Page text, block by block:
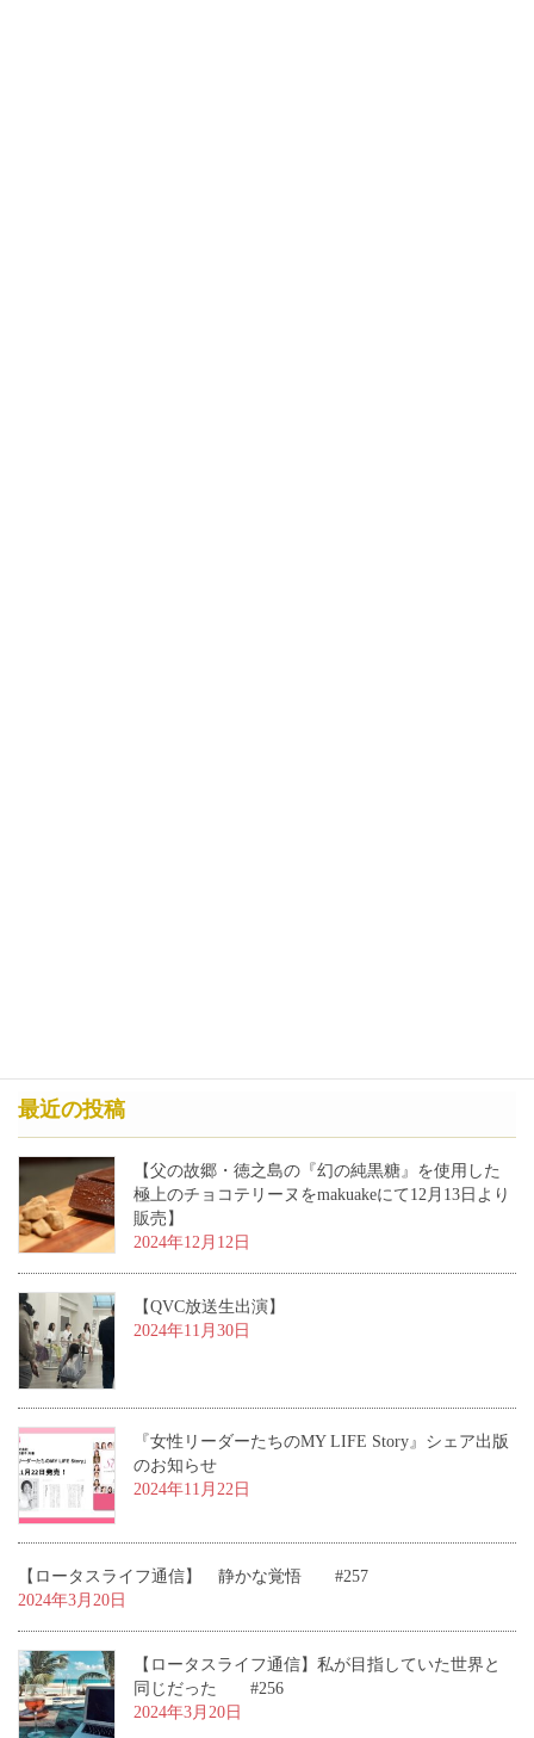
最近の投稿
【父の故郷・徳之島の『幻の純黒糖』を使用した
極上のチョコテリーヌをmakuakeにて12月13日より
販売】
2024年12月12日
【QVC放送生出演】
2024年11月30日
『女性リーダーたちのMY LIFE Story』シェア出版
のお知らせ
2024年11月22日
【ロータスライフ通信】 静かな覚悟 #257
2024年3月20日
【ロータスライフ通信】私が目指していた世界と
同じだった #256
2024年3月20日